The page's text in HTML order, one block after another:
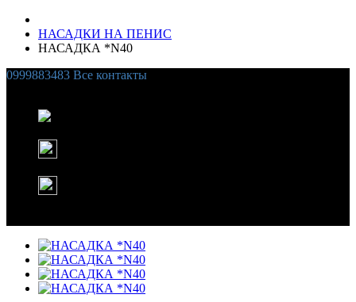
НАСАДКИ НА ПЕНИС
НАСАДКА *N40
0999883483 Все контакты